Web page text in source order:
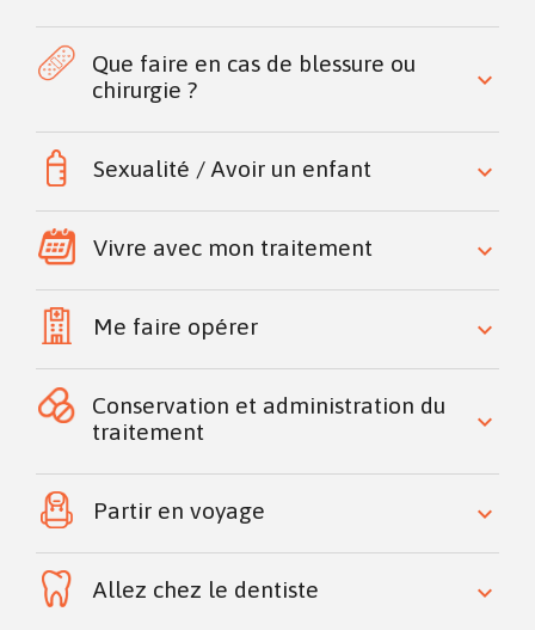
Que faire en cas de blessure ou
chirurgie ?
keyboard_arrow_down
Sexualité / Avoir un enfant keyboard_arrow_down
Vivre avec mon traitement keyboard_arrow_down
Me faire opérer keyboard_arrow_down
Conservation et administration du
traitement
keyboard_arrow_down
Partir en voyage keyboard_arrow_down
Allez chez le dentiste keyboard_arrow_down